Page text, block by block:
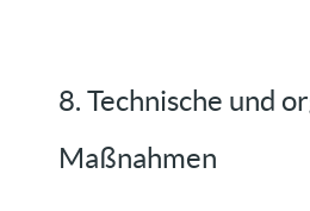
8. Technische und
Maßnahmen